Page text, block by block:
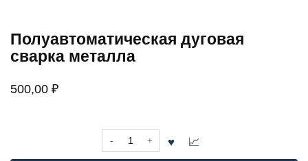
Полуавтоматическая дуговая
сварка металла
500,00 ₽
Количество
товара